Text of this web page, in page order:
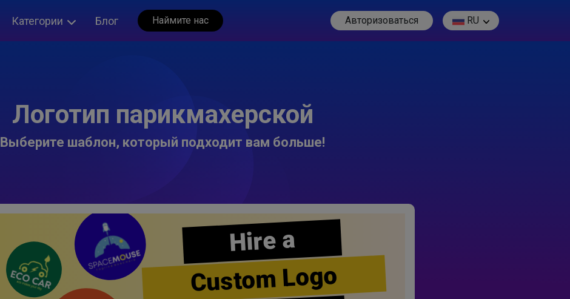
Категории Блог Наймите нас Авторизоваться RU
Логотип парикмахерской
Выберите шаблон, который подходит вам больше!
Hire a
Custom Logo